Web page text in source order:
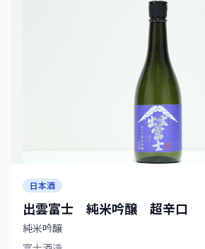
日本酒
出雲富士 純米吟醸 超辛口
純米吟醸